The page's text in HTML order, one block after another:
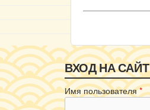
ВХОД НА САЙТ
Имя пользователя*